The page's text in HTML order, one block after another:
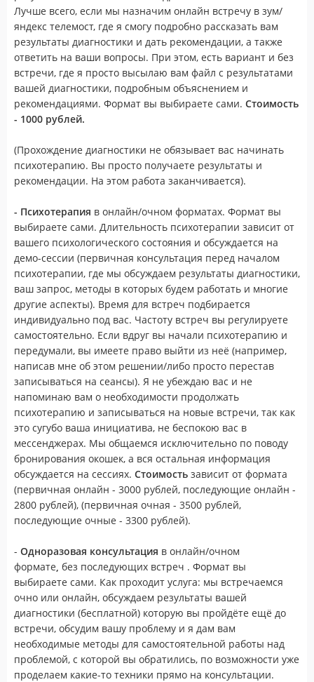
Лучше всего, если мы назначим онлайн встречу в зум/
яндекс телемост, где я смогу подробно рассказать вам
результаты диагностики и дать рекомендации, а также
ответить на ваши вопросы. При этом, есть вариант и без
встречи, где я просто высылаю вам файл с результатами
вашей диагностики, подробным объяснением и
рекомендациями. Формат вы выбираете сами. Стоимость
- 1000 рублей.
(Прохождение диагностики не обязывает вас начинать
психотерапию. Вы просто получаете результаты и
рекомендации. На этом работа заканчивается).
- Психотерапия в онлайн/очном форматах. Формат вы
выбираете сами. Длительность психотерапии зависит от
вашего психологического состояния и обсуждается на
демо-сессии (первичная консультация перед началом
психотерапии, где мы обсуждаем результаты диагностики,
ваш запрос, методы в которых будем работать и многие
другие аспекты). Время для встреч подбирается
индивидуально под вас. Частоту встреч вы регулируете
самостоятельно. Если вдруг вы начали психотерапию и
передумали, вы имеете право выйти из неё (например,
написав мне об этом решении/либо просто перестав
записываться на сеансы). Я не убеждаю вас и не
напоминаю вам о необходимости продолжать
психотерапию и записываться на новые встречи, так как
это сугубо ваша инициатива, не беспокою вас в
мессенджерах. Мы общаемся исключительно по поводу
бронирования окошек, а вся остальная информация
обсуждается на сессиях. Стоимость зависит от формата
(первичная онлайн - 3000 рублей, последующие онлайн -
2800 рублей), (первичная очная - 3500 рублей,
последующие очные - 3300 рублей).
- Одноразовая консультация в онлайн/очном
формате, без последующих встреч . Формат вы
выбираете сами. Как проходит услуга: мы встречаемся
очно или онлайн, обсуждаем результаты вашей
диагностики (бесплатной) которую вы пройдёте ещё до
встречи, обсудим вашу проблему и я дам вам
необходимые методы для самостоятельной работы над
проблемой, с которой вы обратились, по возможности уже
проделаем какие-то техники прямо на консультации.